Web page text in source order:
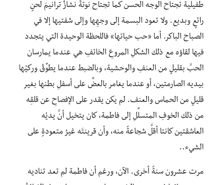
طفيلية تجتاح الوجه الحسن كما تجتاح نوتةٌ نشازٌ ترانيمَ لحنٍ
رائعٍ وبديع. ولا تعود البسمة إلى وجهِها وإلى شفتيها إلا في
الصباح الباكر. أما «حب حياتها» فاللحظة الوحيدة التي يتجدد
فيها لقاؤه مع ذلك الشكلِ المروعِ الخائفِ هي عندما يمارسان
الحبَّ بقليلٍ من العنفِ والوحشية، وبالضبط عندما يطوِّقُ وركيْها
بيديه الصارمتين، أو عندما يغامر بالعضِّ على أسفلِ بطنها بغير
قليلٍ من الحماس والعنف. لم يكن يقدر على الإفصاحِ عن قلقِه
من ذلك الخوفِ المتسلِّلِ إلى فاطمة، كان يتخيل أنَّ يديْه
العاشقتين كانتا أقلَّ شجاعةً منه، وأن قرينتَه غيرُ متعودةٍ على
الشيء..
مرت عشرون سنةً أخرى. الآن، ورغم أن فاطمة لم تعد تناديه